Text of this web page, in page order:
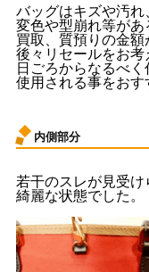
バッグはキズや汚れ
変色や型崩れ等があ
買取、質預りの金
後々リセールをお考
日ごろからなるべ
使用される事をお
内側部分
若干のスレが見受け
綺麗な状態でした。